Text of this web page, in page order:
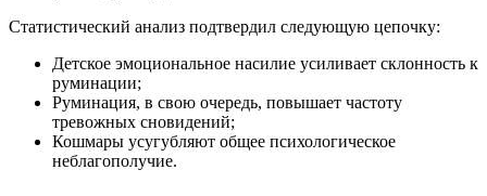
Статистический анализ подтвердил следующую цепочку:
Детское эмоциональное насилие усиливает склонность к
руминации;
Руминация, в свою очередь, повышает частоту
тревожных сновидений;
Кошмары усугубляют общее психологическое
неблагополучие.